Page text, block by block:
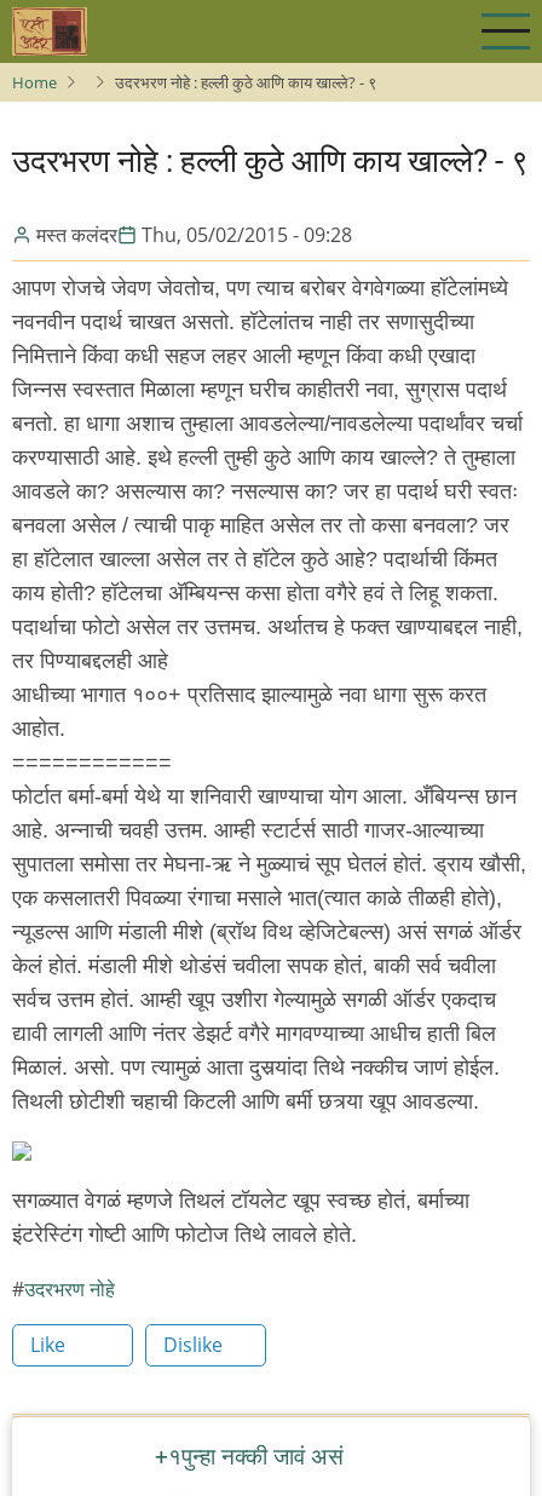
Skip
main
content
Home उदरभरण नोहे : हल्ली कुठे आणि काय खाल्ले? - ९
उदरभरण नोहे : हल्ली कुठे आणि काय खाल्ले? - ९
मस्त कलंदर Thu, 05/02/2015 - 09:28
आपण रोजचे जेवण जेवतोच, पण त्याच बरोबर वेगवेगळ्या हॉटेलांमध्ये
नवनवीन पदार्थ चाखत असतो. हॉटेलांतच नाही तर सणासुदीच्या
निमित्ताने किंवा कधी सहज लहर आली म्हणून किंवा कधी एखादा
जिन्नस स्वस्तात मिळाला म्हणून घरीच काहीतरी नवा, सुग्रास पदार्थ
बनतो. हा धागा अशाच तुम्हाला आवडलेल्या/नावडलेल्या पदार्थांवर चर्चा
करण्यासाठी आहे. इथे हल्ली तुम्ही कुठे आणि काय खाल्ले? ते तुम्हाला
आवडले का? असल्यास का? नसल्यास का? जर हा पदार्थ घरी स्वतः
बनवला असेल / त्याची पाकृ माहित असेल तर तो कसा बनवला? जर
हा हॉटेलात खाल्ला असेल तर ते हॉटेल कुठे आहे? पदार्थाची किंमत
काय होती? हॉटेलचा अ‍ॅम्बियन्स कसा होता वगैरे हवं ते लिहू शकता.
पदार्थाचा फोटो असेल तर उत्तमच. अर्थातच हे फक्त खाण्याबद्दल नाही,
तर पिण्याबद्दलही आहे
आधीच्या भागात १००+ प्रतिसाद झाल्यामुळे नवा धागा सुरू करत
आहोत.
============
फोर्टात बर्मा-बर्मा येथे या शनिवारी खाण्याचा योग आला. अँबियन्स छान
आहे. अन्नाची चवही उत्तम. आम्ही स्टार्टर्स साठी गाजर-आल्याच्या
सुपातला समोसा तर मेघना-ऋ ने मुळ्याचं सूप घेतलं होतं. ड्राय खौसी,
एक कसलातरी पिवळ्या रंगाचा मसाले भात(त्यात काळे तीळही होते),
न्यूडल्स आणि मंडाली मीशे (ब्रॉथ विथ व्हेजिटेबल्स) असं सगळं ऑर्डर
केलं होतं. मंडाली मीशे थोडंसं चवीला सपक होतं, बाकी सर्व चवीला
सर्वच उत्तम होतं. आम्ही खूप उशीरा गेल्यामुळे सगळी ऑर्डर एकदाच
द्यावी लागली आणि नंतर डेझर्ट वगैरे मागवण्याच्या आधीच हाती बिल
मिळालं. असो. पण त्यामुळं आता दुसर्‍यांदा तिथे नक्कीच जाणं होईल.
तिथली छोटीशी चहाची किटली आणि बर्मी छत्र्या खूप आवडल्या.
सगळ्यात वेगळं म्हणजे तिथलं टॉयलेट खूप स्वच्छ होतं, बर्माच्या
इंटरेस्टिंग गोष्टी आणि फोटोज तिथे लावले होते.
उदरभरण नोहे
Like Dislike
+१पुन्हा नक्की जावं असं